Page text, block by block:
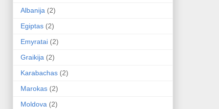
Albanija (2)
Egiptas (2)
Emyratai (2)
Graikija (2)
Karabachas (2)
Marokas (2)
Moldova (2)